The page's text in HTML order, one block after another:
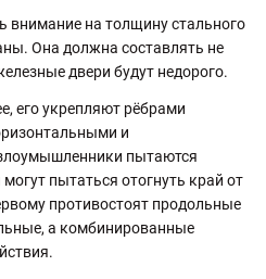
внимание на толщину стального
Она должна составлять не
двери будут недорого.
его укрепляют рёбрами
и
пытаются
пытаться отогнуть край от
противостоят продольные
а комбинированные